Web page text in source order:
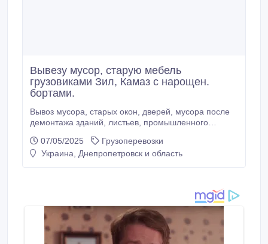
Вывезу мусор, старую мебель
грузовиками Зил, Камаз с нарощен.
бортами.
Вывоз мусора, старых окон, дверей, мусора после
демонтажа зданий, листьев, промышленного
грузовыми автомобилями-самосвалами Зил, Камаз
(грузоподьемность 5-10 т.). Также предоставляем
07/05/2025
Грузоперевозки
Украина, Днепропетровск и область